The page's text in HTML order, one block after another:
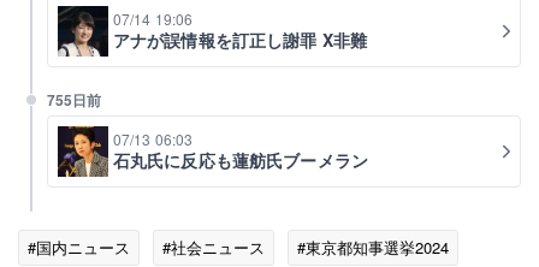
07/14 19:06
アナが誤情報を訂正し謝罪 X非難
755日前
07/13 06:03
石丸氏に反応も蓮舫氏ブーメラン
#国内ニュース #社会ニュース
#東京都知事選挙2024